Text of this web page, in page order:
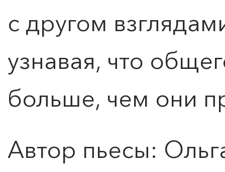
с другом
узнавая, что
больше, чем они
Автор пьесы: